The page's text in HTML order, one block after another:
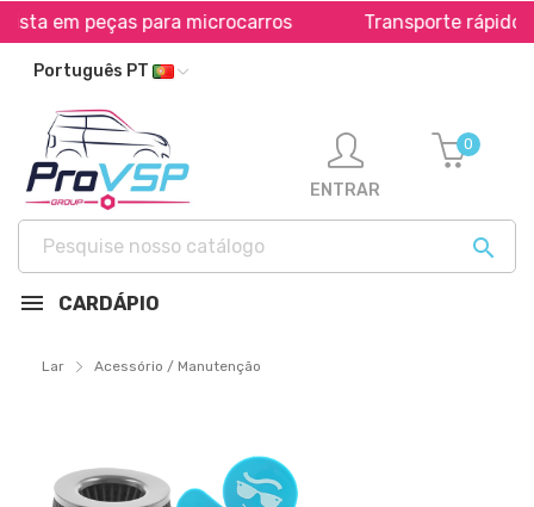
para microcarros Transporte rápido em toda a
Português PT

ENTRAR
0
CARDÁPIO
Lar Acessório / Manutenção